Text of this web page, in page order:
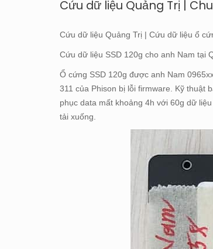
Cứu dữ liệu Quảng Trị |
Cứu dữ liệu Quảng Trị | Cứu dữ liệu ổ
Cứu dữ liệu SSD 120g cho anh Nam tại
Ổ cứng SSD 120g được anh Nam
311 của Phison bị lỗi firmware. Kỹ thuật
phục data mất khoảng 4h với 60g dữ
tải xuống.